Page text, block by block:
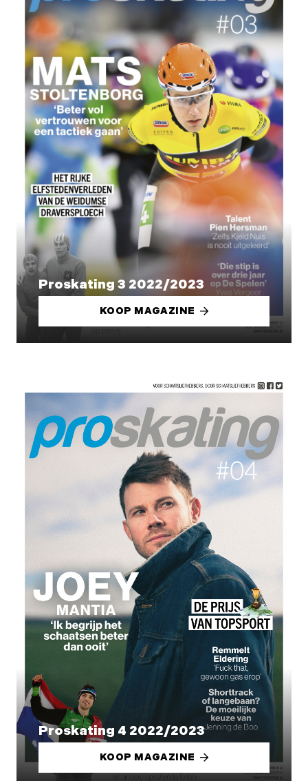
Proskating 3 2022/2023
KOOP MAGAZINE
Proskating 4 2022/2023
KOOP MAGAZINE